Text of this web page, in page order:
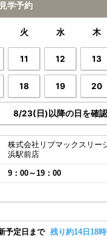
学予約
火 水 木
11 12 13
18 19 20
8/23(日)以降の日を確認
株式会社リブマックスリー
浜駅前店
9：00～19：00
予定日まで 残り約14日18